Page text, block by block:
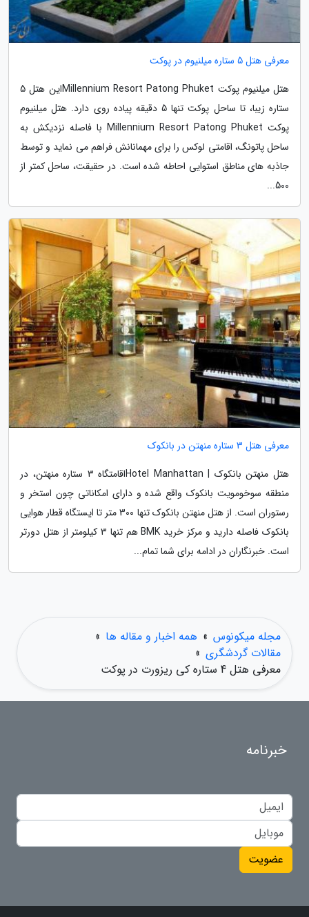
معرفی هتل 5 ستاره میلنیوم در پوکت
هتل میلنیوم پوکت Millennium Resort Patong Phuketاین هتل 5
ستاره زیبا، تا ساحل پوکت تنها 5 دقیقه پیاده روی دارد. هتل میلنیوم
پوکت Millennium Resort Patong Phuket با فاصله نزدیکش به
ساحل پاتونگ، اقامتی لوکس را برای مهمانانش فراهم می نماید و توسط
جاذبه های مناطق استوایی احاطه شده است. در حقیقت، ساحل کمتر از
500...
معرفی هتل 3 ستاره منهتن در بانکوک
هتل منهتن بانکوک | Hotel Manhattanاقامتگاه 3 ستاره منهتن، در
منطقه سوخومویت بانکوک واقع شده و دارای امکاناتی چون استخر و
رستوران است. از هتل منهتن بانکوک تنها 300 متر تا ایستگاه قطار هوایی
بانکوک فاصله دارید و مرکز خرید BMK هم تنها 3 کیلومتر از هتل دورتر
است. خبرنگاران در ادامه برای شما تمام...
مجله میکونوس » همه اخبار و مقاله ها »
مقالات گردشگری »
معرفی هتل 4 ستاره کی ریزورت در پوکت
خبرنامه
عضویت